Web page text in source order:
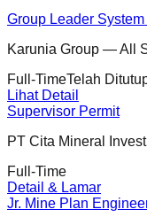
Group Leader
Karunia Group —All
Full-TimeTelah
Lihat Detail
Supervisor Permit
PT Cita Mineral
Full-Time
Detail & Lamar
Jr. Mine Plan